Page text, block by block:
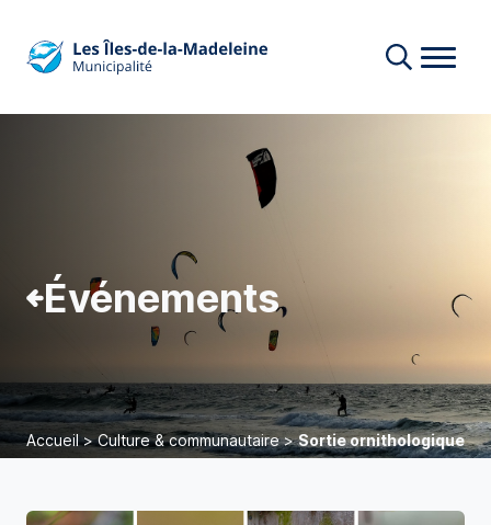
Événements
Accueil>Culture & communautaire>Sortie ornithologique